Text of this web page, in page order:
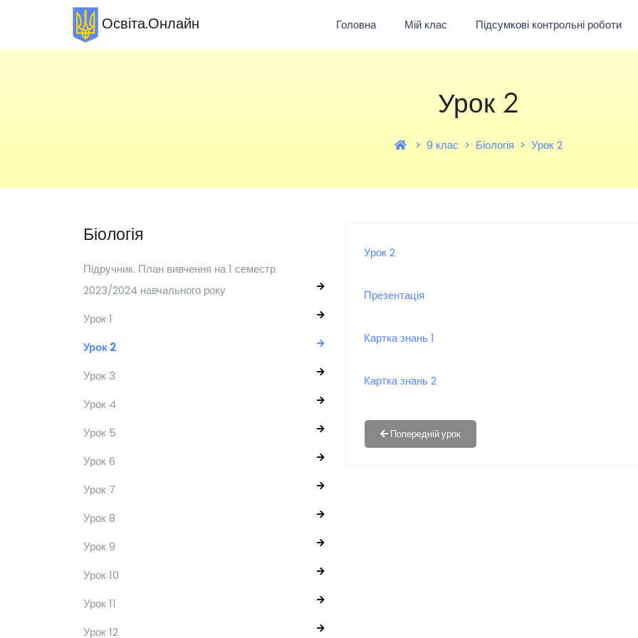
Освіта.Онлайн Головна Мій клас Підсумкові контрольні роботи
Урок 2
9 клас Біологія Урок 2
Біологія
Підручник. План вивчення на 1 семестр
2023/2024 навчального року
Урок 1
Урок 2
Урок 3
Урок 4
Урок 5
Урок 6
Урок 7
Урок 8
Урок 9
Урок 10
Урок 11
Урок 12
Урок 2
Презентація
Картка знань 1
Картка знань 2